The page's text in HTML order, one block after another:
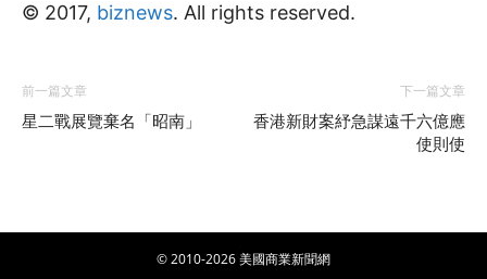
© 2017, biznews. All rights reserved.
前一篇文章
星二戰展覽棄名「昭南」
下一篇文章
香港新財案紓急謀遠千六億應
使則使
© 2010-2026 美國商業新聞網